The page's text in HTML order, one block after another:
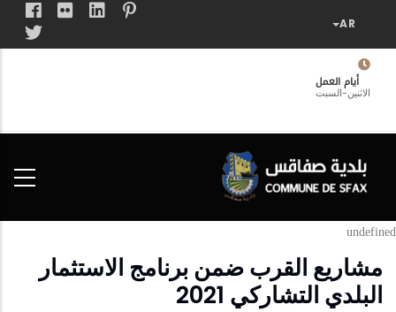
المحتوى
الرئيسيأيام العمل
الاثنين-السبت
undefined
مشاریع القرب ضمن برنامج الاستثمار
البلدي التشاركي 2021